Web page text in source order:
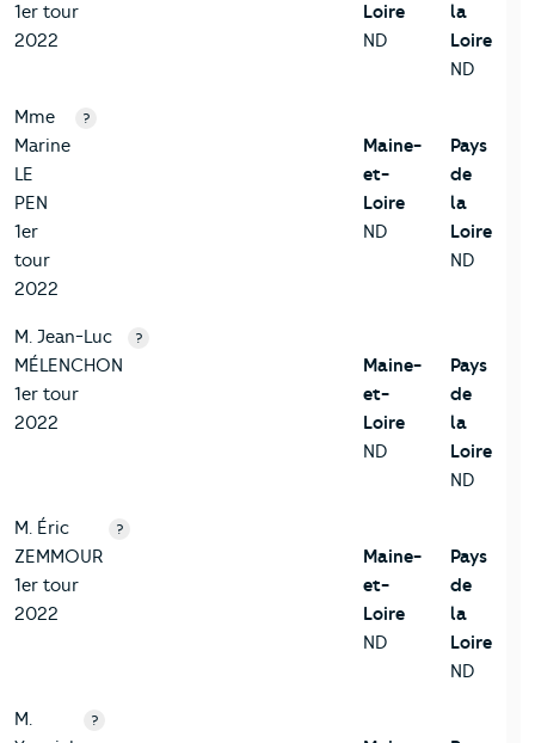
1er tour
2022
Loire
ND
la
Loire
ND
Mme
Marine
LE
PEN
1er
tour
2022
?
Maine-
et-
Loire
ND
Pays
de
la
Loire
ND
M. Jean-Luc
MÉLENCHON
1er tour
2022
?
Maine-
et-
Loire
ND
Pays
de
la
Loire
ND
M. Éric
ZEMMOUR
1er tour
2022
?
Maine-
et-
Loire
ND
Pays
de
la
Loire
ND
M.
?